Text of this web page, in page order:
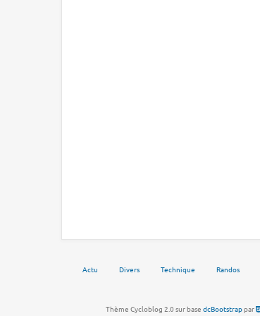
Actu Divers Technique Randos
Thème Cycloblog 2.0 sur base dcBootstrappar